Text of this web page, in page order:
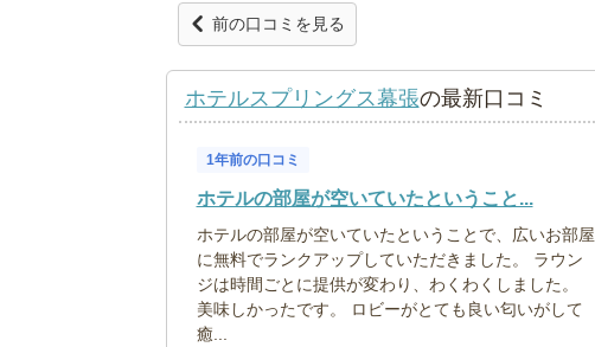
前の口コミを見る
ホテルスプリングス幕張の最新口コミ
1年前の口コミ
ホテルの部屋が空いていたということ...
ホテルの部屋が空いていたということで、広いお部屋
に無料でランクアップしていただきました。 ラウン
ジは時間ごとに提供が変わり、わくわくしました。
美味しかったです。 ロビーがとても良い匂いがして
癒...